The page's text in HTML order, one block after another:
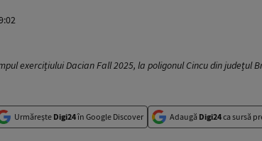
exercițiului Dacian Fall 2025, la poligonul Cincu din județul
Urmărește Digi24în Google Discover Adaugă Digi24ca sursă